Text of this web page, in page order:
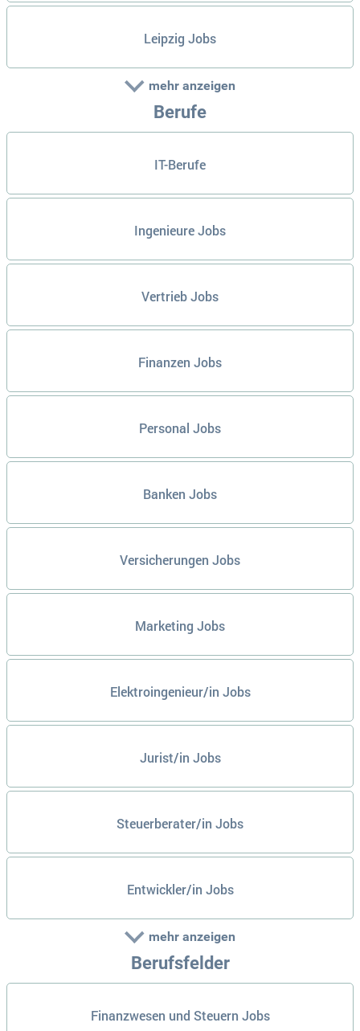
Leipzig Jobs
mehr anzeigen
Berufe
IT-Berufe
Ingenieure Jobs
Vertrieb Jobs
Finanzen Jobs
Personal Jobs
Banken Jobs
Versicherungen Jobs
Marketing Jobs
Elektroingenieur/in Jobs
Jurist/in Jobs
Steuerberater/in Jobs
Entwickler/in Jobs
mehr anzeigen
Berufsfelder
Finanzwesen und Steuern Jobs